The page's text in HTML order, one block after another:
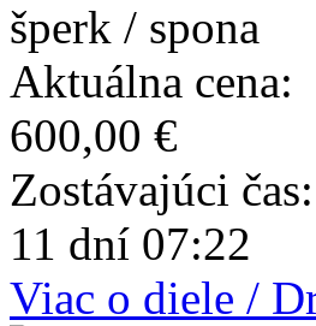
šperk / spona
Aktuálna cena:
600,00 €
Zostávajúci čas:
11 dní 07:22
Viac o diele /